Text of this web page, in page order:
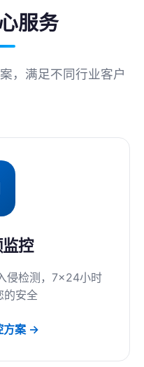
服务
，满足不同行业客户
控
侵检测，7×24小时
的安全
方案 →